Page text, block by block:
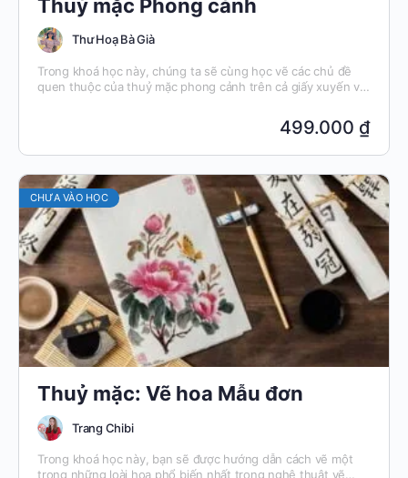
Thuỷ mặc Phong cảnh
Thư Hoạ Bà Già
Trong khoá học này, chúng ta sẽ cùng học vẽ các chủ đề
quen thuộc của thuỷ mặc phong cảnh trên cả giấy xuyến và
499.000 ₫
CHƯA VÀO HỌC
Thuỷ mặc: Vẽ hoa Mẫu đơn
Trang Chibi
Trong khoá học này, bạn sẽ được hướng dẫn cách vẽ một
trong những loài hoa phổ biến nhất trong nghệ thuật vẽ